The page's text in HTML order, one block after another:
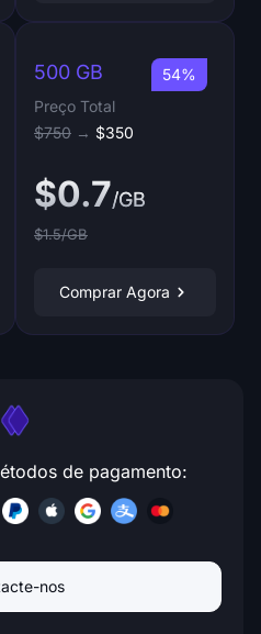
54%
500 GB
Preço Total
$750 → $350
$0.7/GB
$1.5/GB
Comprar Agora
de pagamento:
nos